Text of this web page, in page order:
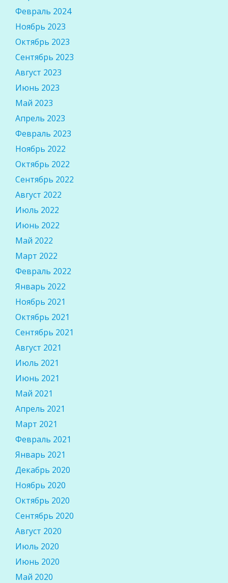
Февраль 2024
Ноябрь 2023
Октябрь 2023
Сентябрь 2023
Август 2023
Июнь 2023
Май 2023
Апрель 2023
Февраль 2023
Ноябрь 2022
Октябрь 2022
Сентябрь 2022
Август 2022
Июль 2022
Июнь 2022
Май 2022
Март 2022
Февраль 2022
Январь 2022
Ноябрь 2021
Октябрь 2021
Сентябрь 2021
Август 2021
Июль 2021
Июнь 2021
Май 2021
Апрель 2021
Март 2021
Февраль 2021
Январь 2021
Декабрь 2020
Ноябрь 2020
Октябрь 2020
Сентябрь 2020
Август 2020
Июль 2020
Июнь 2020
Май 2020